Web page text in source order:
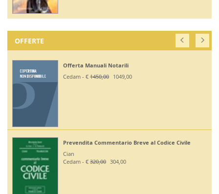
OFFERTE
Offerta Manuali Notarili
Cedam - € 1450,00 1049,00
Prevendita Commentario Breve al Codice Civile
Cian
Cedam - € 320,00 304,00